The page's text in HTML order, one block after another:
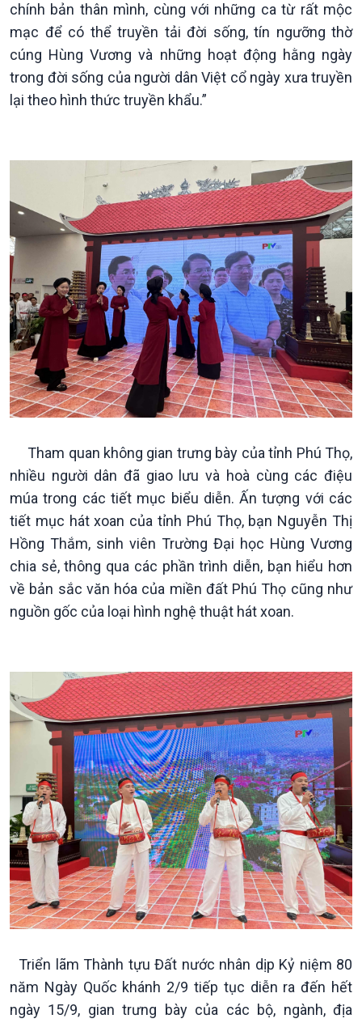
Văn hoá & Du lịch
Tin Văn hoá & Du lịch
Chát với người nổi tiếng
Câu chuyện Thể thao
Multimedia
Ảnh
Video
Infographic
E-Magazine
Podcast
Góc nhìn VOV1
Bình luận
10 phút Sự kiện - Luận bàn
Câu chuyện thời sự
Dòng chảy sự kiện
Đối thoại
Chuyện đêm
chính bản thân mình, cùng với những ca từ rất mộc
mạc để có thể truyền tải đời sống, tín ngưỡng thờ
cúng Hùng Vương và những hoạt động hằng ngày
trong đời sống của người dân Việt cổ ngày xưa truyền
lại theo hình thức truyền khẩu.”
Tham quan không gian trưng bày của tỉnh Phú Thọ,
nhiều người dân đã giao lưu và hoà cùng các điệu
múa trong các tiết mục biểu diễn. Ấn tượng với các
tiết mục hát xoan của tỉnh Phú Thọ, bạn Nguyễn Thị
Hồng Thắm, sinh viên Trường Đại học Hùng Vương
chia sẻ, thông qua các phần trình diễn, bạn hiểu hơn
về bản sắc văn hóa của miền đất Phú Thọ cũng như
nguồn gốc của loại hình nghệ thuật hát xoan.
Triển lãm Thành tựu Đất nước nhân dịp Kỷ niệm 80
năm Ngày Quốc khánh 2/9 tiếp tục diễn ra đến hết
ngày 15/9, gian trưng bày của các bộ, ngành, địa